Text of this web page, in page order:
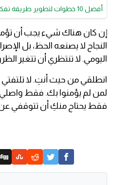
أفضل 10 خطوات لتطوير طريقة تفكيرك و ليجعل عقلك مبدع
إن كان هناك شيء يجب أن
النجاح لا يصنعه الحظ، بل
اليومي. لا تنتظري أن تتغير
انطلقي من حيث أنتِ. لا
لمن لم يؤمنوا بك. فقط
فقط يحتاج منكِ أن تتوقفي عن